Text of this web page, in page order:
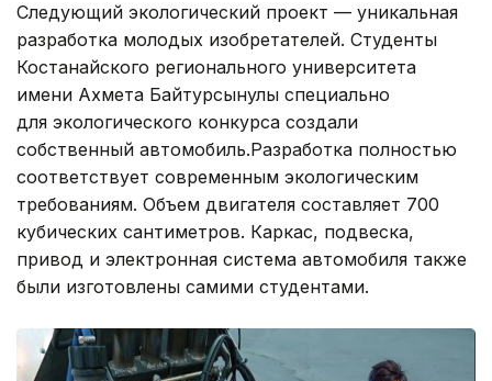
Следующий экологический проект — уникальная
разработка молодых изобретателей. Студенты
Костанайского регионального университета
имени Ахмета Байтурсынулы специально
для экологического конкурса создали
собственный автомобиль.Разработка полностью
соответствует современным экологическим
требованиям. Объем двигателя составляет 700
кубических сантиметров. Каркас, подвеска,
привод и электронная система автомобиля также
были изготовлены самими студентами.